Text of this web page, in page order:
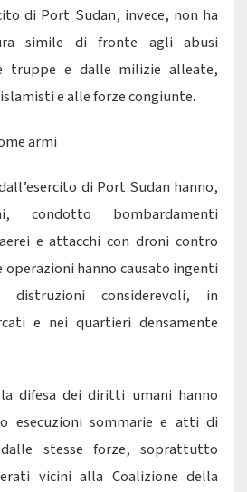
di Port Sudan, invece, non ha
simile di fronte agli abusi
truppe e dalle milizie alleate,
e alle forze congiunte.
armi
di Port Sudan hanno,
condotto bombardamenti
e attacchi con droni contro
operazioni hanno causato ingenti
considerevoli, in
e nei quartieri densamente
difesa dei diritti umani hanno
esecuzioni sommarie e atti di
stesse forze, soprattutto
vicini alla Coalizione della